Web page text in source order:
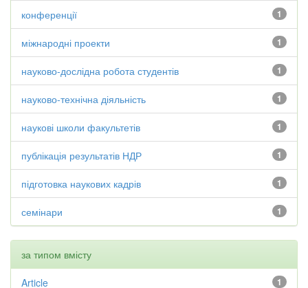
1
конференції
1
міжнародні проекти
1
науково-дослідна робота студентів
1
науково-технічна діяльність
1
наукові школи факультетів
1
публікація результатів НДР
1
підготовка наукових кадрів
1
семінари
за типом вмісту
1
Article